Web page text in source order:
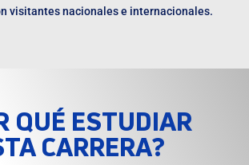
visitantes nacionales e internacionales.
QUÉ ESTUDIAR
CARRERA?